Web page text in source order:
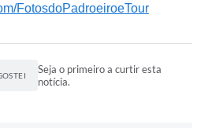
FotosdoPadroeiroeTour
Seja o primeiro a curtir esta
notícia.